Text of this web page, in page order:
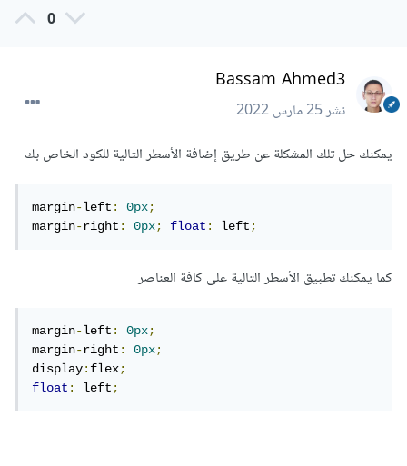
0
Bassam Ahmed3
نشر25 مارس 2022
يمكنك حل تلك المشكلة عن طريق إضافة الأسطر التالية للكود الخاص بك
margin-left: 0px;
margin-right: 0px; float: left;
كما يمكنك تطبيق الأسطر التالية على كافة العناصر
margin-left: 0px;
margin-right: 0px;
display:flex;
float: left;